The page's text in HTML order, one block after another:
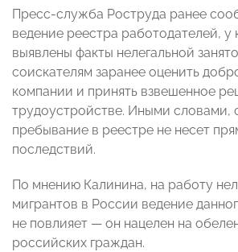
Пресс-служба Роструда ранее
ведение реестра работодателей, у
выявлены факты нелегальной
соискателям заранее оценить
компании и принять взвешенное
трудоустройстве. Иными словами,
пребывание в реестре не несет
последствий.
По мнению Калинина, на работу
мигрантов в России ведение
не повлияет — он нацелен на
российских граждан.